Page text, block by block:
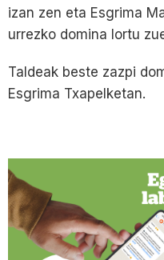
izan zen eta Esgrima
urrezko domina lortu
Taldeak beste zazpi
Esgrima Txapelketan.